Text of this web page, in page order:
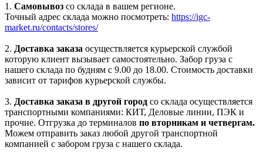
1. Самовывоз со склада в вашем регионе.
Точный адрес склада можно посмотреть: https://igc-
market.ru/contacts/stores/
2. Доставка заказа осуществляется курьерской службой
которую клиент вызывает самостоятельно. Забор груза с
нашего склада по будням с 9.00 до 18.00. Стоимость доставки
зависит от тарифов курьерской службы.
3. Доставка заказа в другой город со склада осуществляется
транспортными компаниями: КИТ, Деловые линии, ПЭК и
прочие. Отгрузка до терминалов по вторникам и четвергам.
Можем отправить заказ любой другой транспортной
компанией с забором груза с нашего склада.